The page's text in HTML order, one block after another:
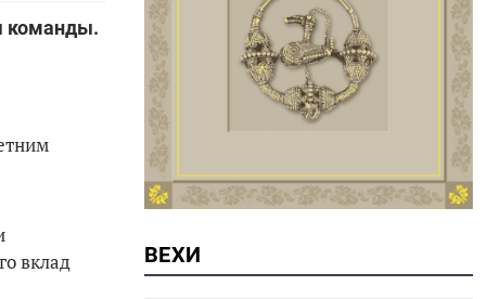
команды.
вклад
ВЕХИ